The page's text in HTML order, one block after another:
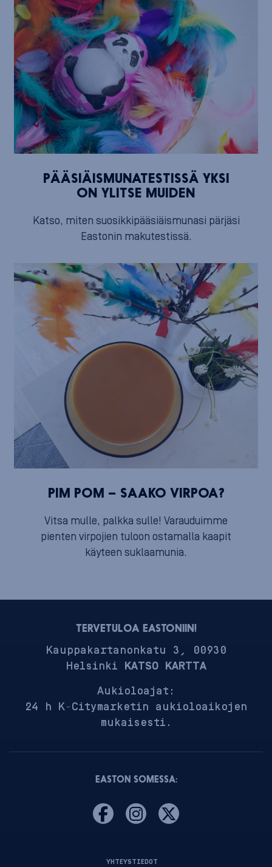
PÄÄSIÄISMUNATESTISSÄ YKSI
ON YLITSE MUIDEN
Katso, miten suosikkipääsiäismunasi pärjäsi
Eastonin makutestissä.
PIM POM – SAAKO VIRPOA?
Vitsa mulle, palkka sulle! Varauduimme
pienten virpojien tuloon ostamalla kaapit
käyteen suklaamunia.
TERVETULOA EASTONIIN!
Kauppakartanonkatu 3, 00930
Helsinki KATSO KARTTA
Aukioloajat:
24 h K-Citymarketin aukioloaikojen
mukaisesti.
EASTON SOMESSA:
YHTEYSTIEDOT